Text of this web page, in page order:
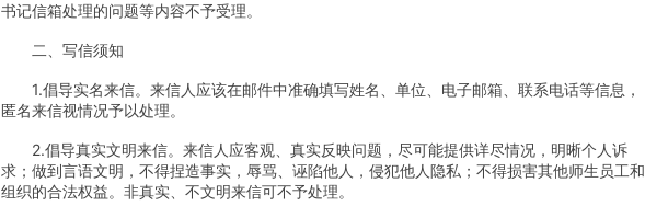
书记信箱处理的问题等内容不予受理。
二、写信须知
1.倡导实名来信。来信人应该在邮件中准确填写姓名、单位、电子邮箱、联系电话等信息，
匿名来信视情况予以处理。
2.倡导真实文明来信。来信人应客观、真实反映问题，尽可能提供详尽情况，明晰个人诉
求；做到言语文明，不得捏造事实，辱骂、诬陷他人，侵犯他人隐私；不得损害其他师生员工和
组织的合法权益。非真实、不文明来信可不予处理。